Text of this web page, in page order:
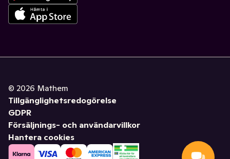
© 2026 Mathem
Tillgänglighetsredogörelse
GDPR
Försäljnings- och användarvillkor
Hantera cookies